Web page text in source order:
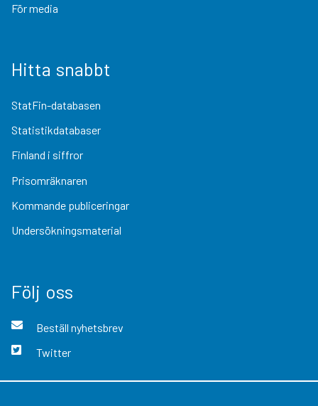
För media
Hitta snabbt
StatFin-databasen
Statistikdatabaser
Finland i siffror
Prisomräknaren
Kommande publiceringar
Undersökningsmaterial
Följ oss
Beställ nyhetsbrev
Twitter